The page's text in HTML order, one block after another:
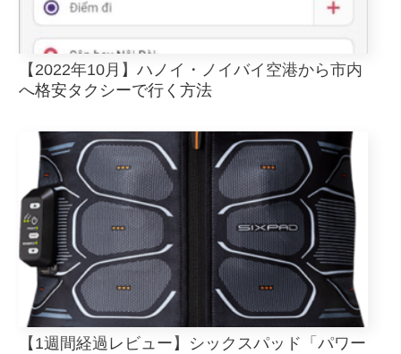
【2022年10月】ハノイ・ノイバイ空港から市内
へ格安タクシーで行く方法
【1週間経過レビュー】シックスパッド「パワー